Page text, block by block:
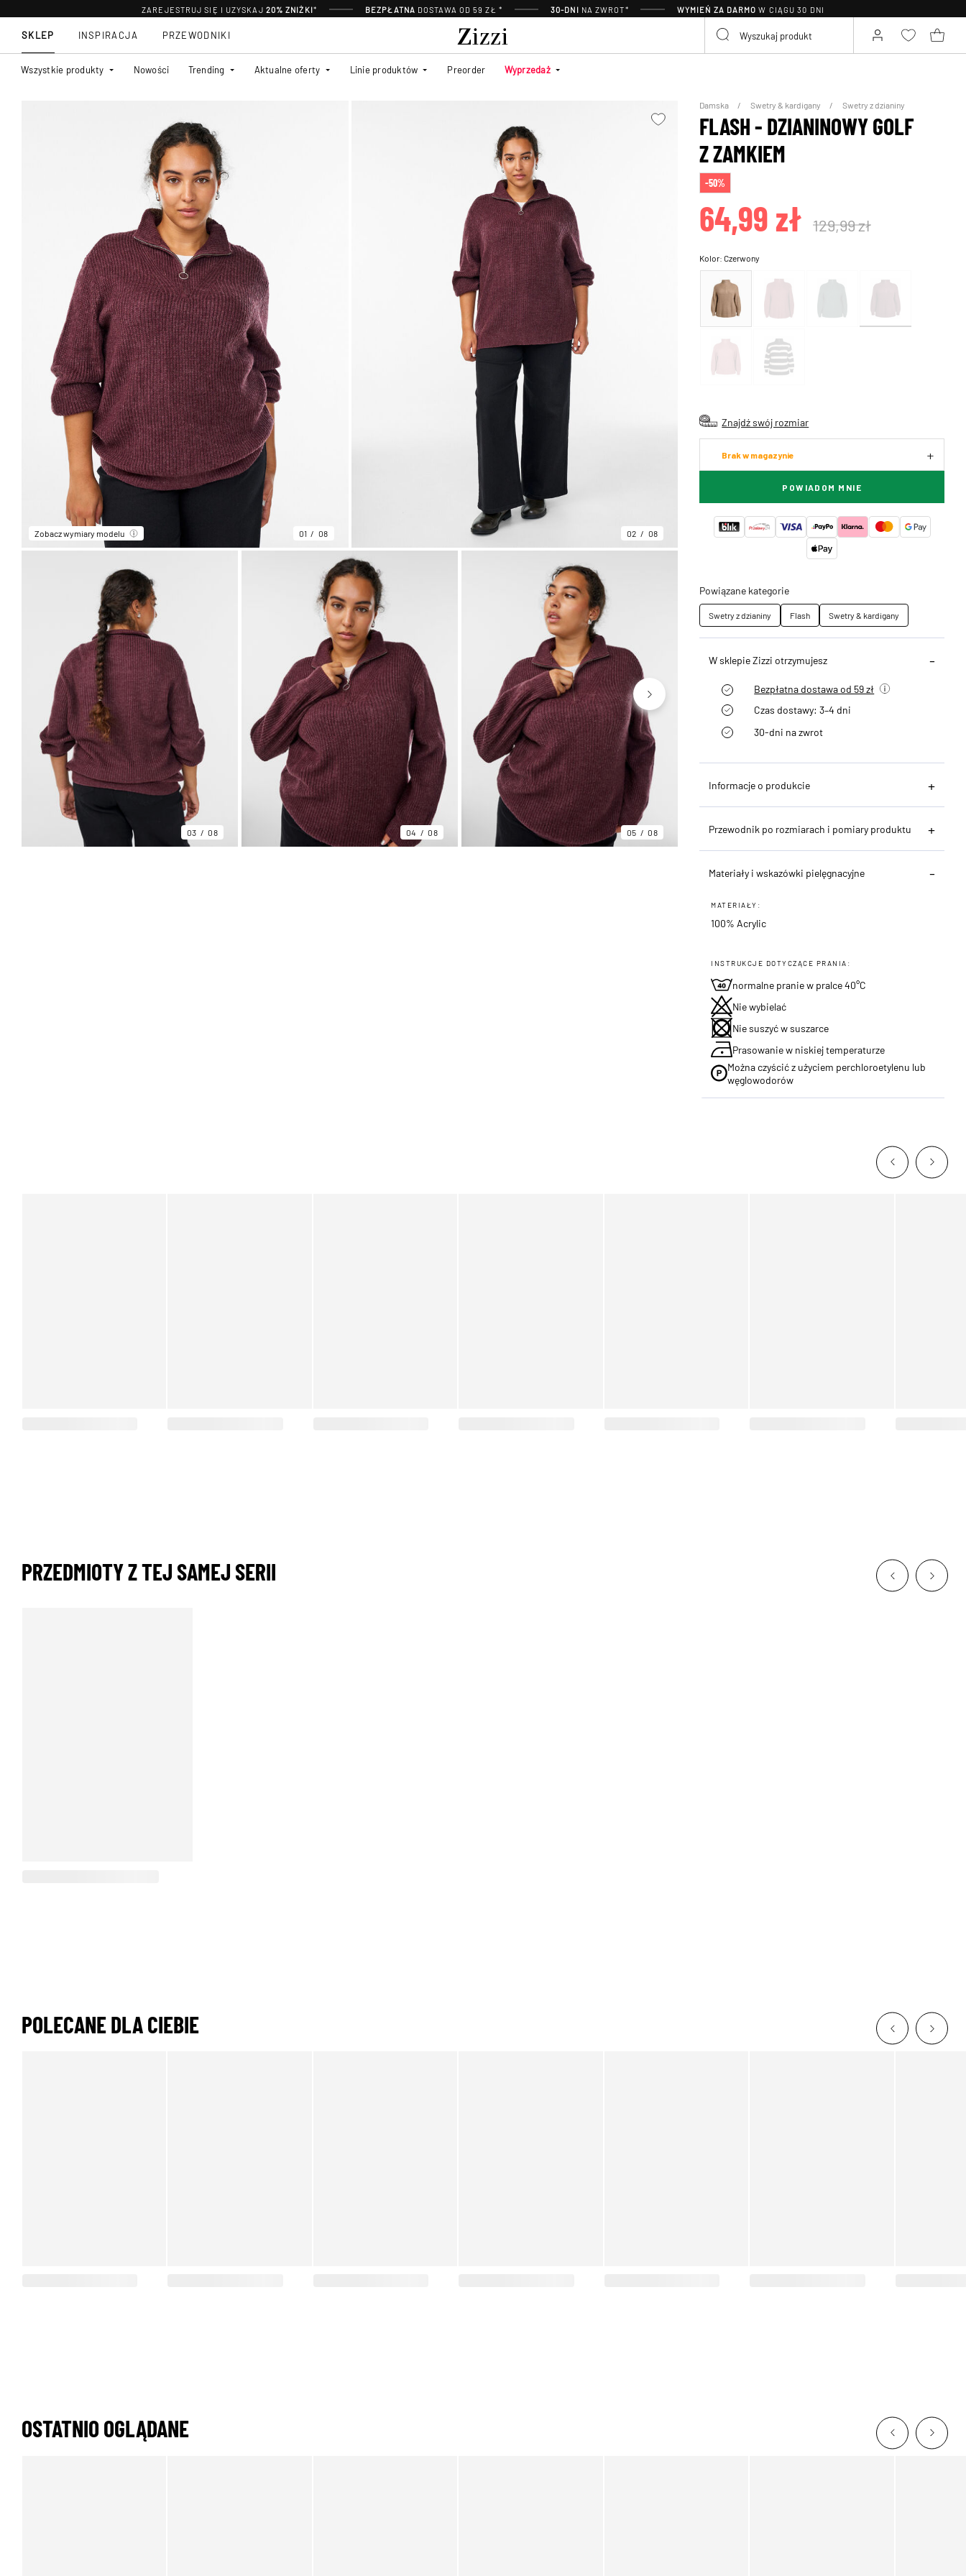
ZAREJESTRUJ SIĘ I UZYSKAJ 20% ZNIŻKI* BEZPŁATNA DOSTAWA OD 59 ZŁ * 30-DNI NA ZWROT* WYMIEŃ ZA DARMO W CIĄGU 30 DNI
SKLEP
Wszystkie produkty Nowości Trending Aktualne oferty Linie produktów Preorder Wyprzedaż
INSPIRACJA PRZEWODNIKI
Zobacz wymiary modelu 01 08 02 08
03 08 04 08 05 08
Damska Swetry & kardigany Swetry z dzianiny
FLASH - DZIANINOWY GOLF
Z ZAMKIEM
-50%
64,99 zł 129,99 zł
Kolor:Czerwony
Znajdź swój rozmiar
Brak w magazynie
POWIADOM MNIE
Powiązane kategorie
Swetry z dzianiny Flash Swetry & kardigany
W sklepie Zizzi otrzymujesz
Bezpłatna dostawa od 59 zł
Czas dostawy: 3–4 dni
30-dni na zwrot
Informacje o produkcie
Przewodnik po rozmiarach i pomiary produktu
Materiały i wskazówki pielęgnacyjne
MATERIAŁY:
100% Acrylic
INSTRUKCJE DOTYCZĄCE PRANIA:
normalne pranie w pralce 40°C
Nie wybielać
Nie suszyć w suszarce
Prasowanie w niskiej temperaturze
Można czyścić z użyciem perchloroetylenu lub
węglowodorów
PRZEDMIOTY Z TEJ SAMEJ SERII
POLECANE DLA CIEBIE
OSTATNIO OGLĄDANE